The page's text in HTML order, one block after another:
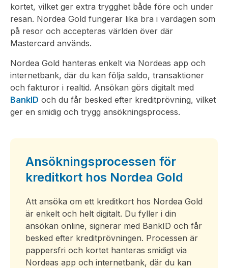
kortet, vilket ger extra trygghet både före och under
resan. Nordea Gold fungerar lika bra i vardagen som
på resor och accepteras världen över där
Mastercard används.
Nordea Gold hanteras enkelt via Nordeas app och
internetbank, där du kan följa saldo, transaktioner
och fakturor i realtid. Ansökan görs digitalt med
BankID och du får besked efter kreditprövning, vilket
ger en smidig och trygg ansökningsprocess.
Ansökningsprocessen för
kreditkort hos Nordea Gold
Att ansöka om ett kreditkort hos Nordea Gold
är enkelt och helt digitalt. Du fyller i din
ansökan online, signerar med BankID och får
besked efter kreditprövningen. Processen är
pappersfri och kortet hanteras smidigt via
Nordeas app och internetbank, där du kan